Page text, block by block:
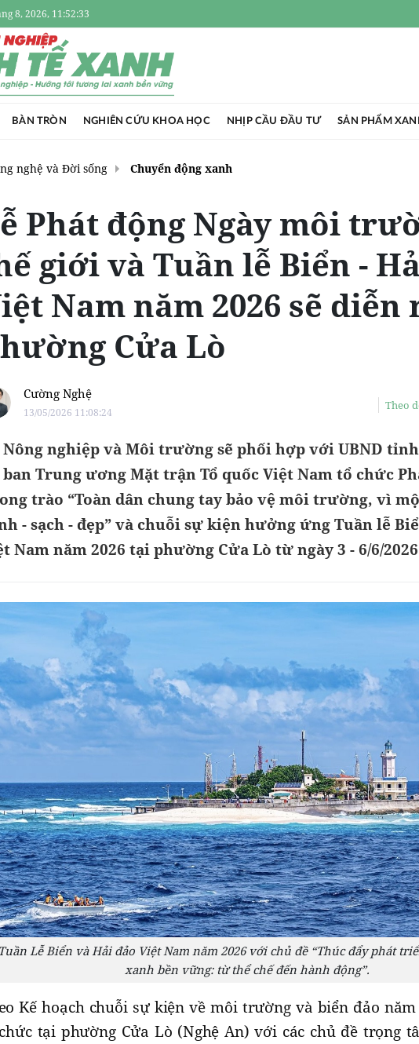
8, 2026, 11:52:33
BÀN TRÒN NGHIÊN CỨU KHOA HỌC NHỊP CẦU ĐẦU TƯ SẢN PHẨM
nghệ và Đời sống Chuyển động xanh
Phát động Ngày môi
giới và Tuần lễ Biển -
Nam năm 2026 sẽ diễn
Cửa Lò
Cường Nghệ
13/05/2026 11:08:24
Theo
Nông nghiệp và Môi trường sẽ phối hợp với UBND
ban Trung ương Mặt trận Tổ quốc Việt Nam tổ chức
trào “Toàn dân chung tay bảo vệ môi trường, vì
- sạch - đẹp” và chuỗi sự kiện hưởng ứng Tuần lễ
Nam năm 2026 tại phường Cửa Lò từ ngày 3 - 6/6/
Tuần Lễ Biển và Hải đảo Việt Nam năm 2026 với chủ đề “Thúc đẩy phát
xanh bền vững: từ thể chế đến hành động”.
Kế hoạch chuỗi sự kiện về môi trường và biển đảo
tại phường Cửa Lò (Nghệ An) với các chủ đề trọng